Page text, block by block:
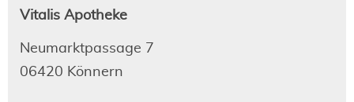
Vitalis Apotheke
Neumarktpassage 7
06420 Könnern